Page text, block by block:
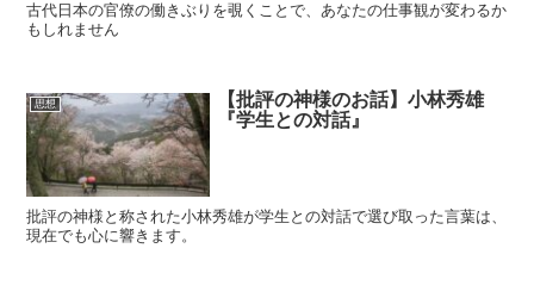
古代日本の官僚の働きぶりを覗くことで、あなたの仕事観が変わるか
もしれません
思想
【批評の神様のお話】小林秀雄
『学生との対話』
批評の神様と称された小林秀雄が学生との対話で選び取った言葉は、
現在でも心に響きます。